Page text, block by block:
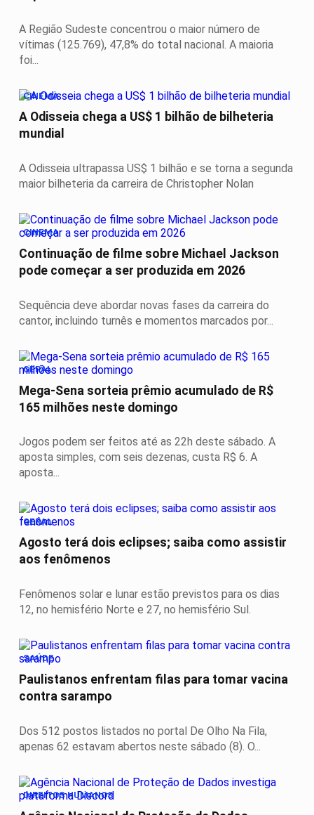
A Região Sudeste concentrou o maior número de
vítimas (125.769), 47,8% do total nacional. A maioria
foi...
CINEMA
A Odisseia chega a US$ 1 bilhão de bilheteria
mundial
A Odisseia ultrapassa US$ 1 bilhão e se torna a segunda
maior bilheteria da carreira de Christopher Nolan
CINEMA
Continuação de filme sobre Michael Jackson
pode começar a ser produzida em 2026
Sequência deve abordar novas fases da carreira do
cantor, incluindo turnês e momentos marcados por...
GERAL
Mega-Sena sorteia prêmio acumulado de R$
165 milhões neste domingo
Jogos podem ser feitos até as 22h deste sábado. A
aposta simples, com seis dezenas, custa R$ 6. A
aposta...
GERAL
Agosto terá dois eclipses; saiba como assistir
aos fenômenos
Fenômenos solar e lunar estão previstos para os dias
12, no hemisfério Norte e 27, no hemisfério Sul.
SAÚDE
Paulistanos enfrentam filas para tomar vacina
contra sarampo
Dos 512 postos listados no portal De Olho Na Fila,
apenas 62 estavam abertos neste sábado (8). O...
DIREITOS HUMANOS